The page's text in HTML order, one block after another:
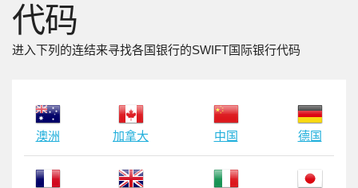
代码
进入下列的连结来寻找各国银行的SWIFT国际银行代码
澳洲 加拿大 中国 德国